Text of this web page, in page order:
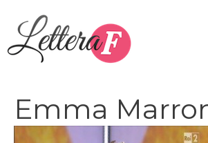
contenuto
Emma